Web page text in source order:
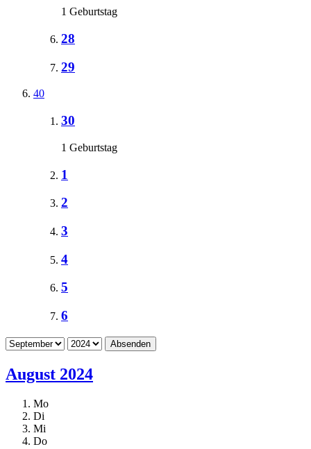
1 Geburtstag
28
29
40
30
1 Geburtstag
1
2
3
4
5
6
Absenden
August 2024
Mo
Di
Mi
Do